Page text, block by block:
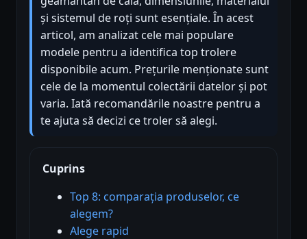
și sistemul de roți sunt esențiale. În acest
articol, am analizat cele mai populare
modele pentru a identifica top trolere
disponibile acum. Prețurile menționate sunt
cele de la momentul colectării datelor și pot
varia. Iată recomandările noastre pentru a
te ajuta să decizi ce troler să alegi.
Cuprins
Top 8: comparația produselor, ce
alegem?
Alege rapid